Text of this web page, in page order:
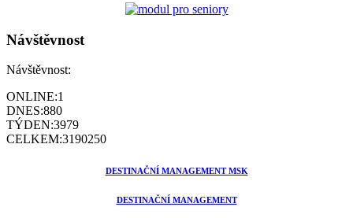
Návštěvnost
Návštěvnost:
ONLINE:1
DNES:880
TÝDEN:3979
CELKEM:3190250
DESTINAČNÍ MANAGEMENT MSK
DESTINAČNÍ MANAGEMENT